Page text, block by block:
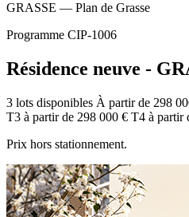
GRASSE — Plan de Grasse
Programme CIP-1006
Résidence neuve -
3 lots disponibles À partir de 298
T3 à partir de 298 000 € T4 à partir
Prix hors stationnement.